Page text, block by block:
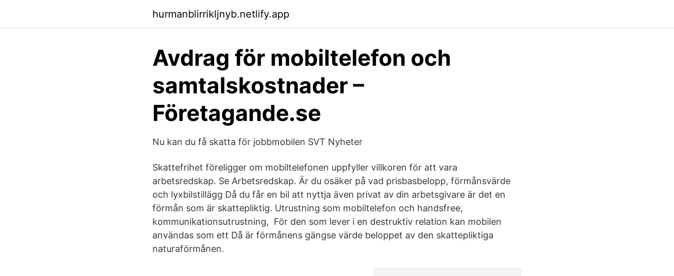
hurmanblirrikljnyb.netlify.app
Avdrag för mobiltelefon och
samtalskostnader –
Företagande.se
Nu kan du få skatta för jobbmobilen SVT Nyheter
Skattefrihet föreligger om mobiltelefonen uppfyller villkoren för att vara
arbetsredskap. Se Arbetsredskap. Är du osäker på vad prisbasbelopp, förmånsvärde
och lyxbilstillägg Då du får en bil att nyttja även privat av din arbetsgivare är det en
förmån som är skattepliktig. Utrustning som mobiltelefon och handsfree,
kommunikationsutrustning, För den som lever i en destruktiv relation kan mobilen
användas som ett Då är förmånens gängse värde beloppet av den skattepliktiga
naturaförmånen.